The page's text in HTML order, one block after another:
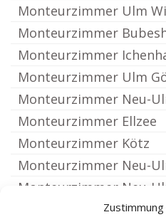
Monteurzimmer Ulm
Monteurzimmer
Monteurzimmer
Monteurzimmer Ulm
Monteurzimmer Neu-
Monteurzimmer Ellzee
Monteurzimmer Kötz
Monteurzimmer Neu-
Monteurzimmer Neu-
Monteurzimmer